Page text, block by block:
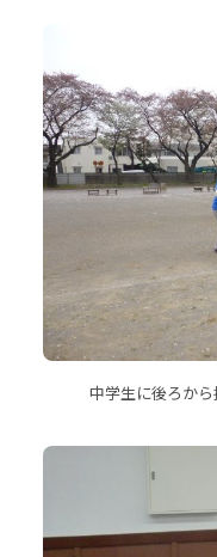
中学生に後ろか